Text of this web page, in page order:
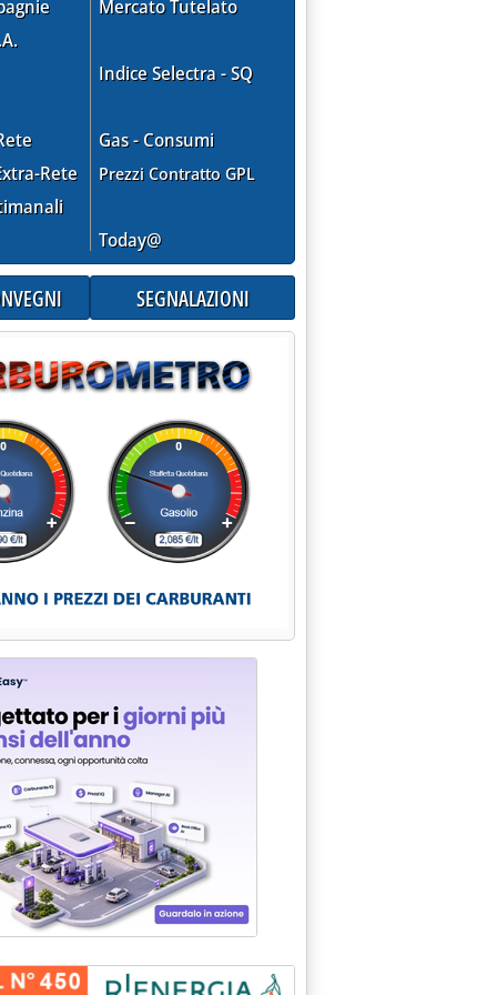
LO STESSO'
SULLE PRIVATIZZAZIONI IN GAZZETTA UFFICIALE LA
Rete
Mercato Tutelato
Indice Selectra - SQ
Gas - Consumi
Prezzi Contratto GPL
Today@
SEGNALAZIONI